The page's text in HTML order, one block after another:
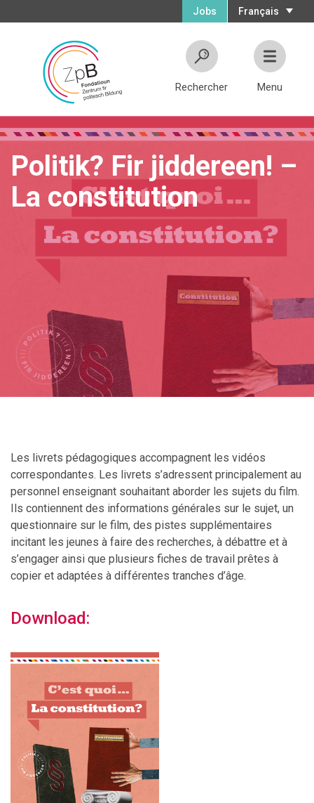
Français
Jobs
Rechercher Menu
Politik? Fir jiddereen! –
La constitution
Les livrets pédagogiques accompagnent les vidéos
correspondantes. Les livrets s’adressent principalement au
personnel enseignant souhaitant aborder les sujets du film.
Ils contiennent des informations générales sur le sujet, un
questionnaire sur le film, des pistes supplémentaires
incitant les jeunes à faire des recherches, à débattre et à
s’engager ainsi que plusieurs fiches de travail prêtes à
copier et adaptées à différentes tranches d’âge.
Download: